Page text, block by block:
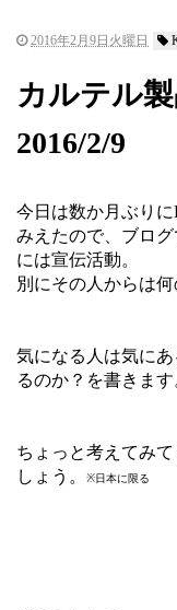
2016年2月9日火曜日
カルテル
2016/2/9
今日は数か月ぶり
みえたので、ブロ
には宣伝活動。
別にその人からは
気になる人は気に
るのか？を書きます
ちょっと考えてみ
しょう。
※日本に限る